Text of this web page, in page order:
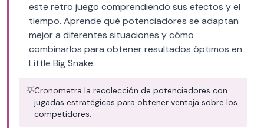
este retro juego comprendiendo sus efectos y el
tiempo. Aprende qué potenciadores se adaptan
mejor a diferentes situaciones y cómo
combinarlos para obtener resultados óptimos en
Little Big Snake.
💡Cronometra la recolección de potenciadores con
jugadas estratégicas para obtener ventaja sobre los
competidores.